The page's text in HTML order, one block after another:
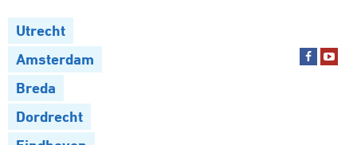
Utrecht
Amsterdam
Breda
Dordrecht